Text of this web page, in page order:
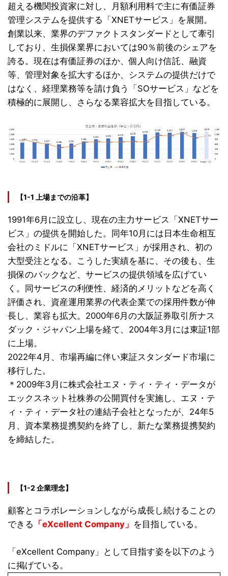
超える機関投資家に対し、月額利用料で主に有価証券
管理システムを提供する「XNETサービス」を展開。
創業以来、業界のデファクトスタンダードとして牽引
しており、生損保業界においては90％前後のシェアを
誇る。現在は有価証券のほか、個人向け信託、融資
等、管理対象を拡大するほか、システムの提供だけで
はなく、経理業務等を請け負う「SOサービス」などを
積極的に展開し、さらなる業容拡大を目指している。
【1-1 上場までの沿革】
1991年6月に設立し、現在の主力サービス「XNETサー
ビス」の提供を開始した。同年10月には日本生命相互
会社のミドルに「XNETサービス」が採用され、初の
大型受注となる。こうした実績を基に、その後も、生
損保のバックなど、サービスの提供領域を広げてい
く。同サービスの利便性、経済的メリットなどを高く
評価され、資産運用業界の代表企業での採用件数が伸
長し、業容も拡大。2000年6月の大阪証券取引所ナス
ダック・ジャパン上場を経て、2004年3月には東証1部
に上場。
2022年4月、市場再編に伴い東証スタンダード市場に
移行した。
＊2009年3月に株式会社エヌ・ティ・ティ・データが
エックスネット社株券の公開買付を実施し、エヌ・テ
ィ・ティ・データ社の連結子会社となったが、24年5
月、資本業務提携契約を終了し、新たな業務提携契約
を締結した。
【1-2 企業理念】
顧客とコラボレーションしながら成長し続けることの
できる 「eXcellent Company」 を目指している。
「eXcellent Company」として目指す姿を以下のよう
に掲げている。